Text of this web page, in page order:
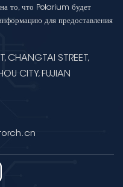
то, что Polarium будет
для предоставления
CHANGTAI STREET,
CITY, FUJIAN